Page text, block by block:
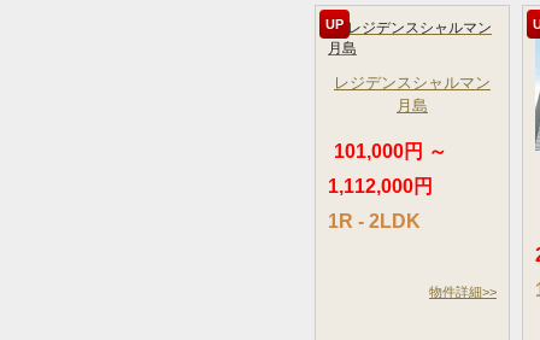
UP
レジデンスシャルマン
月島
101,000円 ～
1,112,000円
1R - 2LDK
物件詳細>>